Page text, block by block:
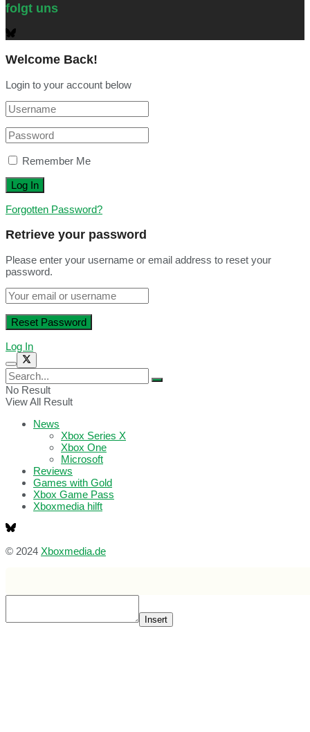
folgt uns
Welcome Back!
Login to your account below
Remember Me
Forgotten Password?
Retrieve your password
Please enter your username or email address to reset your
password.
Log In
No Result
View All Result
News
Xbox Series X
Xbox One
Microsoft
Reviews
Games with Gold
Xbox Game Pass
Xboxmedia hilft
© 2024 Xboxmedia.de
Insert